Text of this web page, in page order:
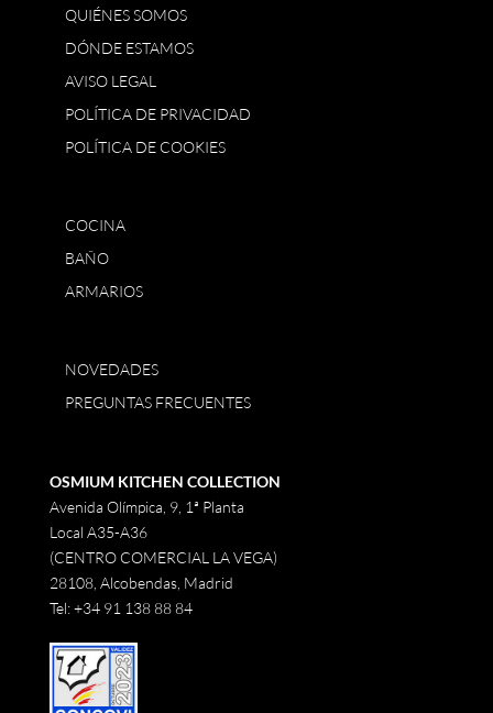
QUIÉNES SOMOS
DÓNDE ESTAMOS
AVISO LEGAL
POLÍTICA DE PRIVACIDAD
POLÍTICA DE COOKIES
COCINA
BAÑO
ARMARIOS
NOVEDADES
PREGUNTAS FRECUENTES
OSMIUM KITCHEN COLLECTION
Avenida Olímpica, 9, 1ª Planta
Local A35-A36
(CENTRO COMERCIAL LA VEGA)
28108, Alcobendas, Madrid
Tel:+34 91 138 88 84